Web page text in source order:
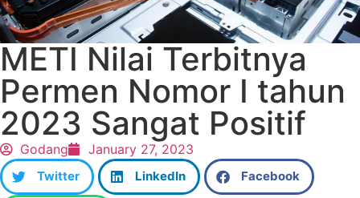
METI Nilai Terbitnya
Permen Nomor I tahun
2023 Sangat Positif
Godang January 27, 2023
Twitter LinkedIn Facebook